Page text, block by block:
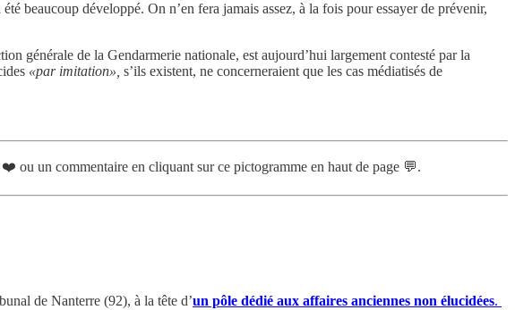
beaucoup développé. On n’en fera jamais assez, à la fois pour essayer de prévenir,
générale de la Gendarmerie nationale, est aujourd’hui largement contesté par la
«par imitation», s’ils existent, ne concerneraient que les cas médiatisés de
ou un commentaire en cliquant sur ce pictogramme en haut de page 💬.
de Nanterre (92), à la tête d’un pôle dédié aux affaires anciennes non élucidées.